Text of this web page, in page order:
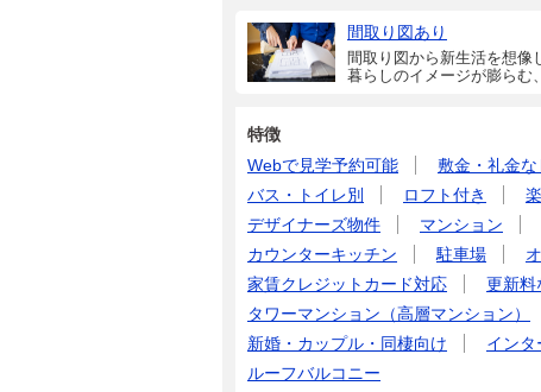
間取り図あり
間取り図から新生活を想像
暮らしのイメージが膨らむ
特徴
Webで見学予約可能
敷金・礼金な
バス・トイレ別
ロフト付き
デザイナーズ物件
マンション
カウンターキッチン
駐車場
家賃クレジットカード対応
更新料
タワーマンション（高層マンション）
新婚・カップル・同棲向け
インタ
ルーフバルコニー